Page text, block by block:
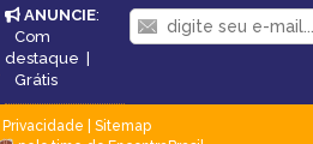
ANUNCIE:
Com
destaque |
Grátis
Privacidade
Sitemap